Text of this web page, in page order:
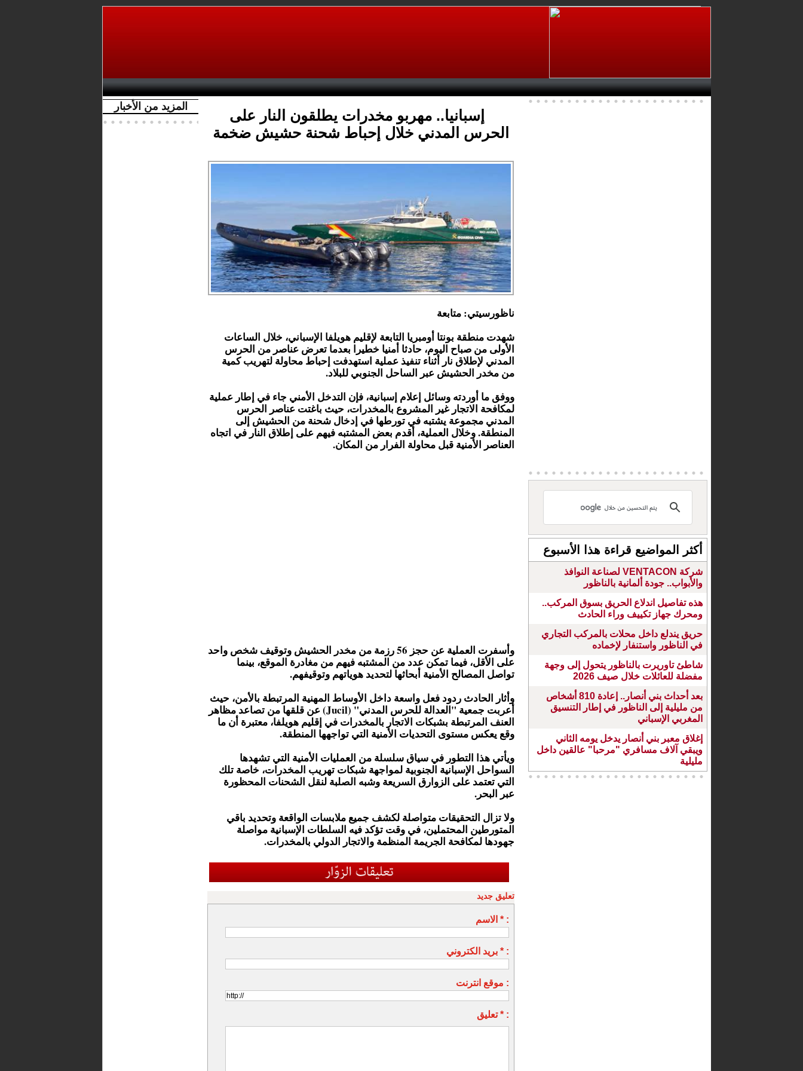
المزيد من الأخبار
إسبانيا.. مهربو مخدرات يطلقون النار على
الحرس المدني خلال إحباط شحنة حشيش ضخمة
ناظورسيتي: متابعة
شهدت منطقة بونتا أومبريا التابعة لإقليم هويلفا الإسباني، خلال الساعات
الأولى من صباح اليوم، حادثا أمنيا خطيرا بعدما تعرض عناصر من الحرس
المدني لإطلاق نار أثناء تنفيذ عملية استهدفت إحباط محاولة لتهريب كمية
من مخدر الحشيش عبر الساحل الجنوبي للبلاد.
ووفق ما أوردته وسائل إعلام إسبانية، فإن التدخل الأمني جاء في إطار عملية
لمكافحة الاتجار غير المشروع بالمخدرات، حيث باغتت عناصر الحرس
المدني مجموعة يشتبه في تورطها في إدخال شحنة من الحشيش إلى
المنطقة. وخلال العملية، أقدم بعض المشتبه فيهم على إطلاق النار في اتجاه
العناصر الأمنية قبل محاولة الفرار من المكان.
وأسفرت العملية عن حجز 56 رزمة من مخدر الحشيش وتوقيف شخص واحد
على الأقل، فيما تمكن عدد من المشتبه فيهم من مغادرة الموقع، بينما
تواصل المصالح الأمنية أبحاثها لتحديد هوياتهم وتوقيفهم.
وأثار الحادث ردود فعل واسعة داخل الأوساط المهنية المرتبطة بالأمن، حيث
أعربت جمعية "العدالة للحرس المدني" (Jucil) عن قلقها من تصاعد مظاهر
العنف المرتبطة بشبكات الاتجار بالمخدرات في إقليم هويلفا، معتبرة أن ما
وقع يعكس مستوى التحديات الأمنية التي تواجهها المنطقة.
ويأتي هذا التطور في سياق سلسلة من العمليات الأمنية التي تشهدها
السواحل الإسبانية الجنوبية لمواجهة شبكات تهريب المخدرات، خاصة تلك
التي تعتمد على الزوارق السريعة وشبه الصلبة لنقل الشحنات المحظورة
عبر البحر.
ولا تزال التحقيقات متواصلة لكشف جميع ملابسات الواقعة وتحديد باقي
المتورطين المحتملين، في وقت تؤكد فيه السلطات الإسبانية مواصلة
جهودها لمكافحة الجريمة المنظمة والاتجار الدولي بالمخدرات.
تعليق جديد
الاسم * :
بريد الكتروني * :
موقع انترنت :
تعليق * :
أكثر المواضيع قراءة هذا الأسبوع
شركة VENTACON لصناعة النوافذ
والأبواب.. جودة ألمانية بالناظور
هذه تفاصيل اندلاع الحريق بسوق المركب..
ومحرك جهاز تكييف وراء الحادث
حريق يندلع داخل محلات بالمركب التجاري
في الناظور واستنفار لإخماده
شاطئ تاوريرت بالناظور يتحول إلى وجهة
مفضلة للعائلات خلال صيف 2026
بعد أحداث بني أنصار.. إعادة 810 أشخاص
من مليلية إلى الناظور في إطار التنسيق
المغربي الإسباني
إغلاق معبر بني أنصار يدخل يومه الثاني
ويبقي آلاف مسافري "مرحبا" عالقين داخل
مليلية